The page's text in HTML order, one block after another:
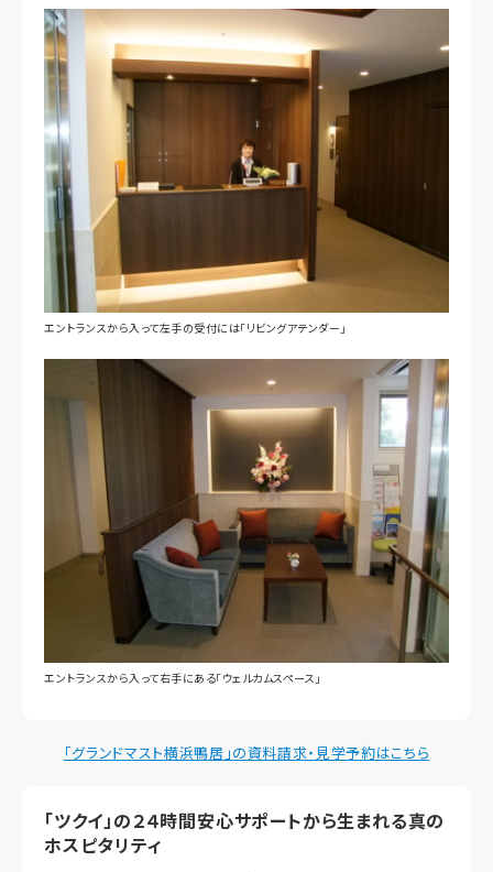
エントランスから入って左手の受付には「リビングアテンダー」
エントランスから入って右手にある「ウェルカムスペース」
「グランドマスト横浜鴨居」の資料請求・見学予約はこちら
「ツクイ」の２４時間安心サポートから生まれる真の
ホスピタリティ